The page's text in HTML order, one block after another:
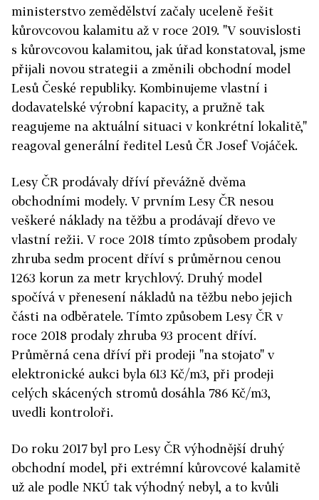
ministerstvo zemědělství začaly uceleně řešit
kůrovcovou kalamitu až v roce 2019. "V souvislosti
s kůrovcovou kalamitou, jak úřad konstatoval, jsme
přijali novou strategii a změnili obchodní model
Lesů České republiky. Kombinujeme vlastní i
dodavatelské výrobní kapacity, a pružně tak
reagujeme na aktuální situaci v konkrétní lokalitě,"
reagoval generální ředitel Lesů ČR Josef Vojáček.
Lesy ČR prodávaly dříví převážně dvěma
obchodními modely. V prvním Lesy ČR nesou
veškeré náklady na těžbu a prodávají dřevo ve
vlastní režii. V roce 2018 tímto způsobem prodaly
zhruba sedm procent dříví s průměrnou cenou
1263 korun za metr krychlový. Druhý model
spočívá v přenesení nákladů na těžbu nebo jejich
části na odběratele. Tímto způsobem Lesy ČR v
roce 2018 prodaly zhruba 93 procent dříví.
Průměrná cena dříví při prodeji "na stojato" v
elektronické aukci byla 613 Kč/m3, při prodeji
celých skácených stromů dosáhla 786 Kč/m3,
uvedli kontroloři.
Do roku 2017 byl pro Lesy ČR výhodnější druhý
obchodní model, při extrémní kůrovcové kalamitě
už ale podle NKÚ tak výhodný nebyl, a to kvůli